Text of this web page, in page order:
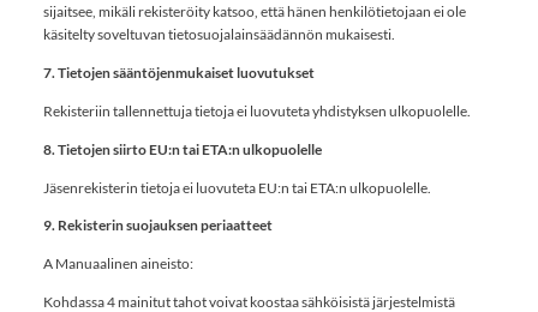
sijaitsee, mikäli rekisteröity katsoo, että hänen henkilötietojaan ei ole
käsitelty soveltuvan tietosuojalainsäädännön mukaisesti.
7. Tietojen sääntöjenmukaiset luovutukset
Rekisteriin tallennettuja tietoja ei luovuteta yhdistyksen ulkopuolelle.
8. Tietojen siirto EU:n tai ETA:n ulkopuolelle
Jäsenrekisterin tietoja ei luovuteta EU:n tai ETA:n ulkopuolelle.
9. Rekisterin suojauksen periaatteet
A Manuaalinen aineisto:
Kohdassa 4 mainitut tahot voivat koostaa sähköisistä järjestelmistä